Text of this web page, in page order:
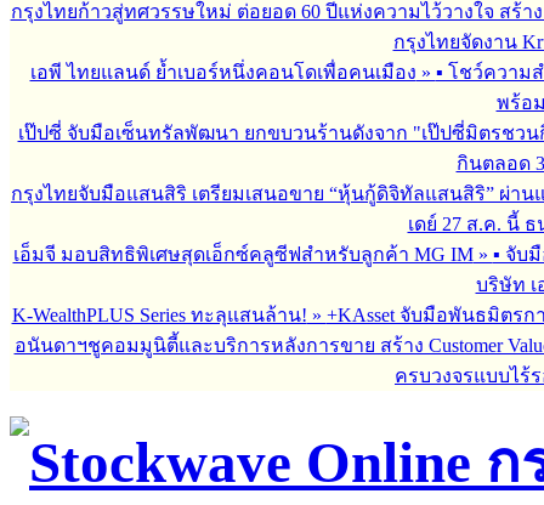
กรุงไทยก้าวสู่ทศวรรษใหม่ ต่อยอด 60 ปีแห่งความไว้วางใจ สร้
กรุงไทยจัดงาน
เอพี ไทยแลนด์ ย้ำเบอร์หนึ่งคอนโดเพื่อคนเมือง » ▪︎ โชว์ความ
พร้อ
เป๊ปซี่ จับมือเซ็นทรัลพัฒนา ยกขบวนร้านดังจาก "เป๊ปซี่มิตรชว
กินตลอด
กรุงไทยจับมือแสนสิริ เตรียมเสนอขาย “หุ้นกู้ดิจิทัลแสนสิริ” ผ่าน
เดย์ 27 ส.ค. นี้
เอ็มจี มอบสิทธิพิเศษสุดเอ็กซ์คลูซีฟสำหรับลูกค้า MG IM» ▪︎ จับ
บริษัท เ
K-WealthPLUS Series ทะลุแสนล้าน! » +KAsset จับมือพันธมิตรการ
อนันดาฯชูคอมมูนิตี้และบริการหลังการขาย สร้าง Customer
ครบวงจรแบบไร้